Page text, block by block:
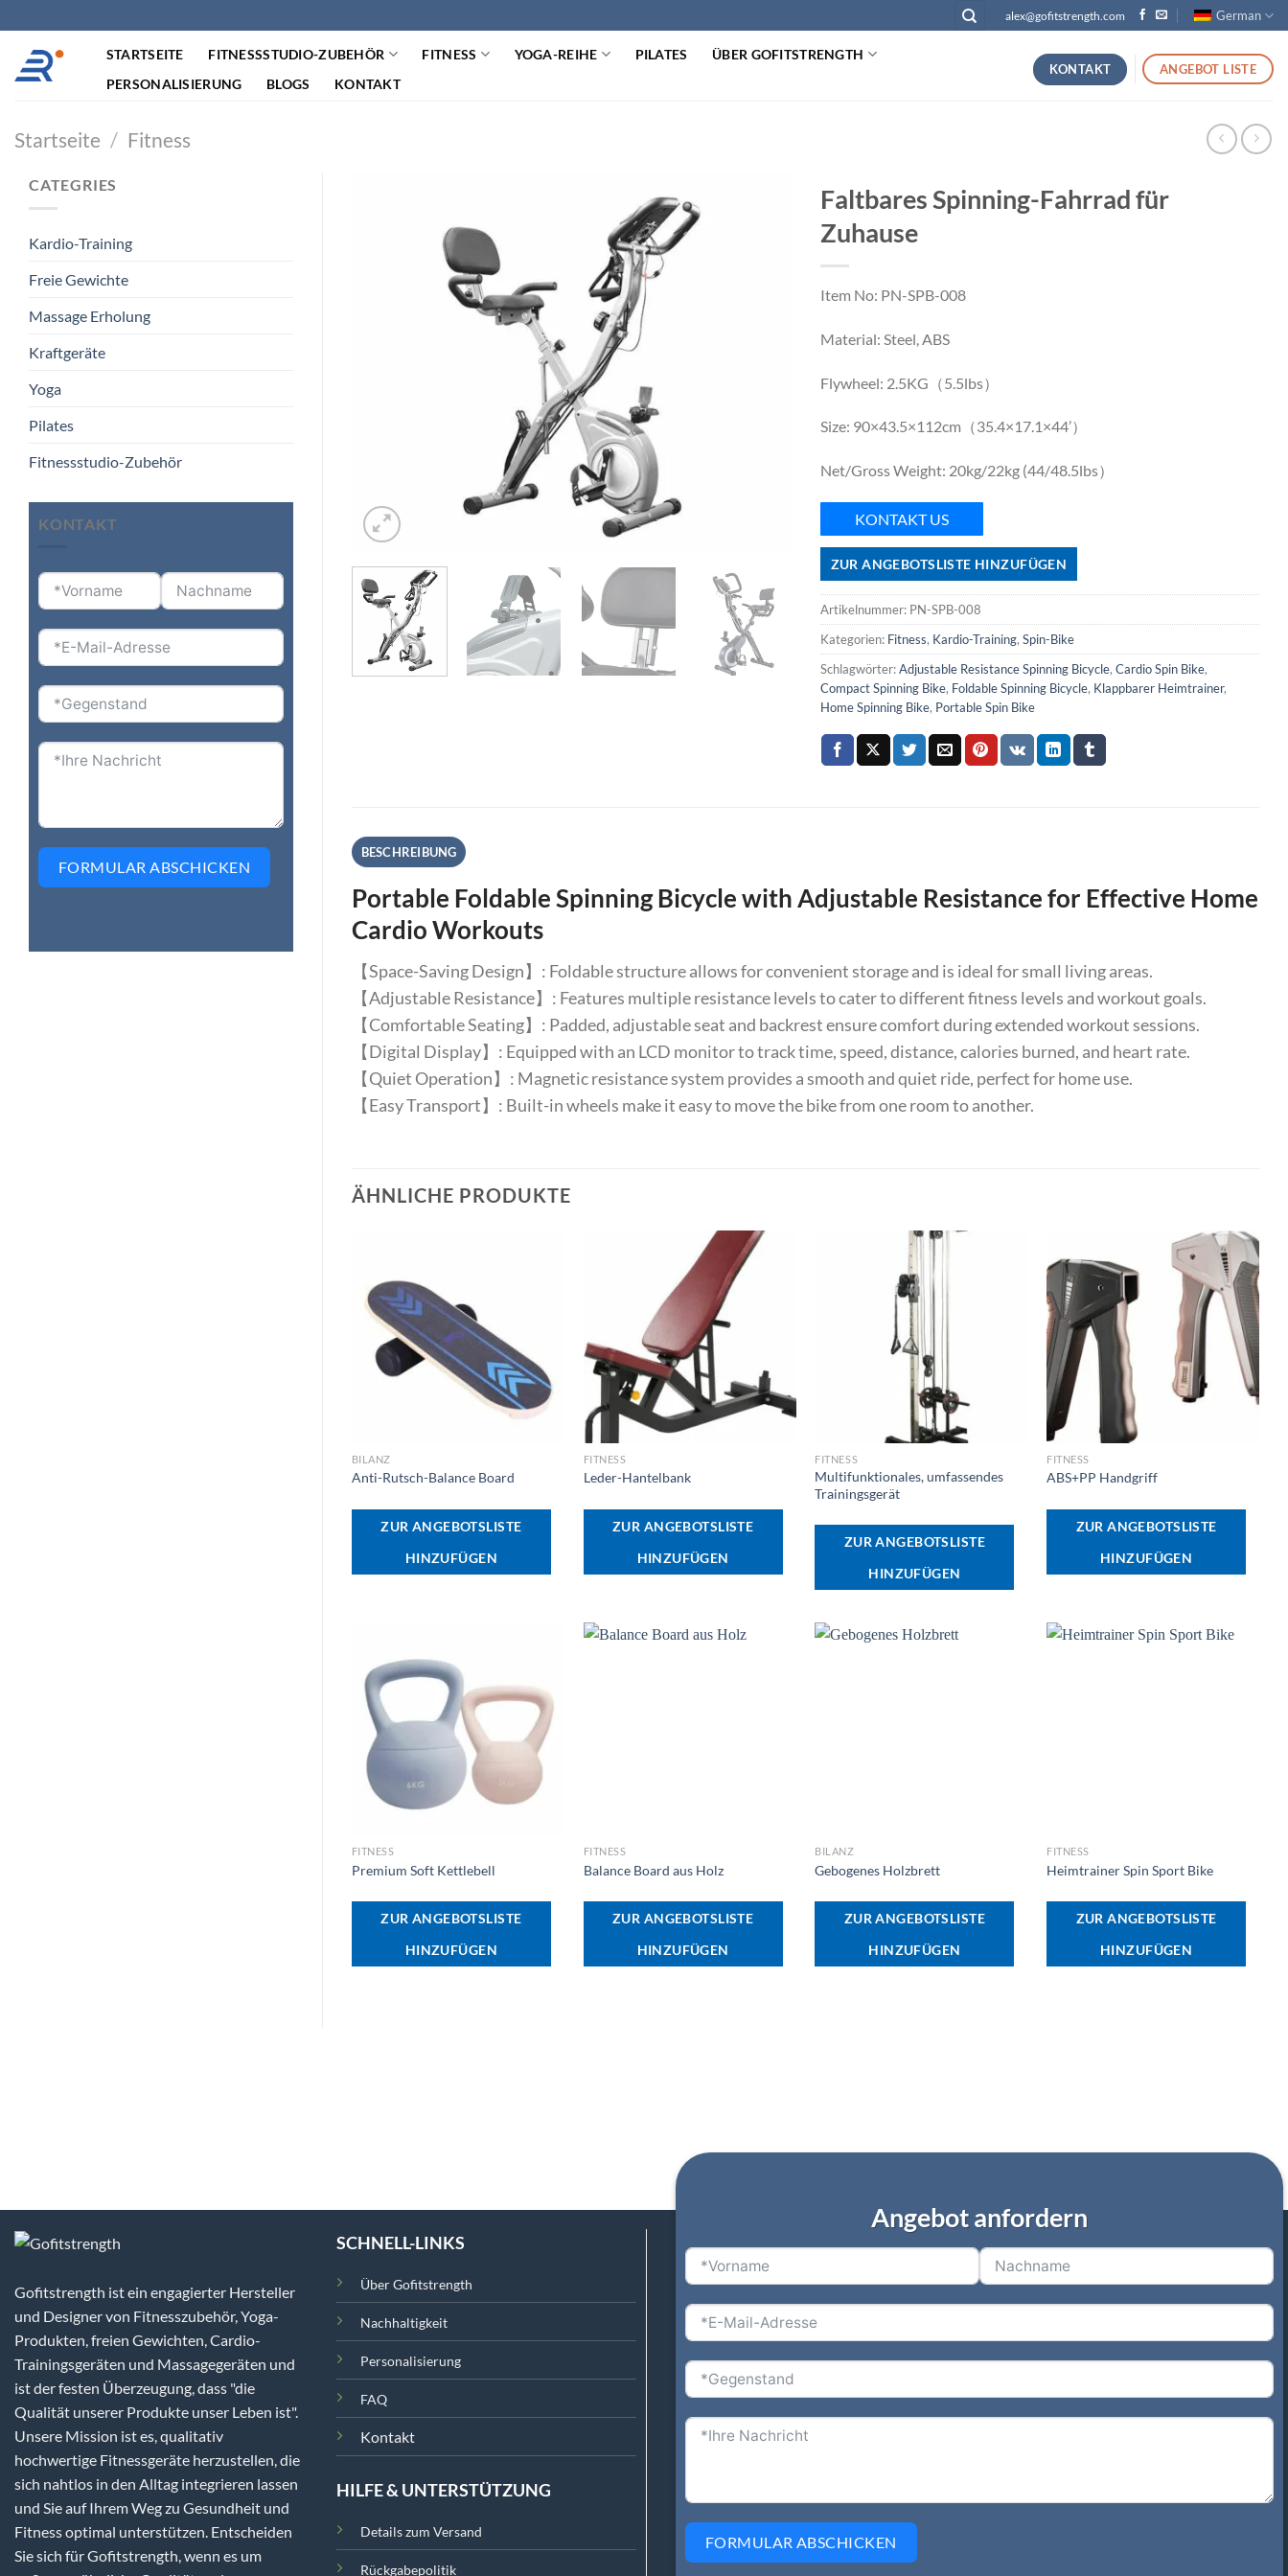
Inhalt
springen
alex@gofitstrength.com German
STARTSEITE FITNESSSTUDIO-ZUBEHÖR FITNESS YOGA-REIHE PILATES
ÜBER GOFITSTRENGTH
PERSONALISIERUNG
BLOGS KONTAKT
KONTAKT ANGEBOT LISTE
Startseite / Fitness
CATEGRIES
Kardio-Training
Freie Gewichte
Massage Erholung
Kraftgeräte
Yoga
Pilates
Fitnessstudio-Zubehör
KONTAKT
FORMULAR ABSCHICKEN
Faltbares Spinning-Fahrrad für
Zuhause
Item No: PN-SPB-008
Material: Steel, ABS
Flywheel: 2.5KG（5.5lbs）
Size: 90×43.5×112cm（35.4×17.1×44’）
Net/Gross Weight: 20kg/22kg (44/48.5lbs）
KONTAKT US
ZUR ANGEBOTSLISTE HINZUFÜGEN
Artikelnummer: PN-SPB-008
Kategorien: Fitness, Kardio-Training, Spin-Bike
Schlagwörter:Adjustable Resistance Spinning Bicycle, Cardio Spin Bike,
Compact Spinning Bike, Foldable Spinning Bicycle, Klappbarer Heimtrainer,
Home Spinning Bike, Portable Spin Bike
BESCHREIBUNG
Portable Foldable Spinning Bicycle with Adjustable Resistance for Effective Home
Cardio Workouts
【Space-Saving Design】: Foldable structure allows for convenient storage and is ideal for small living areas.
【Adjustable Resistance】: Features multiple resistance levels to cater to different fitness levels and workout goals.
【Comfortable Seating】: Padded, adjustable seat and backrest ensure comfort during extended workout sessions.
【Digital Display】: Equipped with an LCD monitor to track time, speed, distance, calories burned, and heart rate.
【Quiet Operation】: Magnetic resistance system provides a smooth and quiet ride, perfect for home use.
【Easy Transport】: Built-in wheels make it easy to move the bike from one room to another.
ÄHNLICHE PRODUKTE
BILANZ
Anti-Rutsch-Balance Board
ZUR ANGEBOTSLISTE
HINZUFÜGEN
FITNESS
Leder-Hantelbank
ZUR ANGEBOTSLISTE
HINZUFÜGEN
FITNESS
Multifunktionales, umfassendes
Trainingsgerät
ZUR ANGEBOTSLISTE
HINZUFÜGEN
FITNESS
ABS+PP Handgriff
ZUR ANGEBOTSLISTE
HINZUFÜGEN
FITNESS
Premium Soft Kettlebell
ZUR ANGEBOTSLISTE
HINZUFÜGEN
FITNESS
Balance Board aus Holz
ZUR ANGEBOTSLISTE
HINZUFÜGEN
BILANZ
Gebogenes Holzbrett
ZUR ANGEBOTSLISTE
HINZUFÜGEN
FITNESS
Heimtrainer Spin Sport Bike
ZUR ANGEBOTSLISTE
HINZUFÜGEN
Gofitstrength ist ein engagierter Hersteller
und Designer von Fitnesszubehör, Yoga-
Produkten, freien Gewichten, Cardio-
Trainingsgeräten und Massagegeräten und
ist der festen Überzeugung, dass "die
Qualität unserer Produkte unser Leben ist".
Unsere Mission ist es, qualitativ
hochwertige Fitnessgeräte herzustellen, die
sich nahtlos in den Alltag integrieren lassen
und Sie auf Ihrem Weg zu Gesundheit und
Fitness optimal unterstützen. Entscheiden
Sie sich für Gofitstrength, wenn es um
SCHNELL-LINKS
Über Gofitstrength
Nachhaltigkeit
Personalisierung
FAQ
Kontakt
HILFE & UNTERSTÜTZUNG
Details zum Versand
Rückgabepolitik
Angebot anfordern
FORMULAR ABSCHICKEN